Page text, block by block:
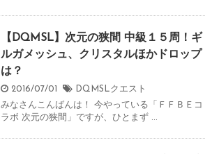
【DQMSL】次元の狭間 中級１５周！ギ
ルガメッシュ、クリスタルほかドロップ
は？
2016/07/01
DQMSLクエスト
みなさんこんばんは！ 今やっている「ＦＦＢＥコ
ラボ 次元の狭間」ですが、ひとまず ...